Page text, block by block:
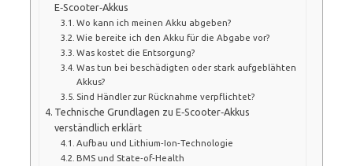
E‑Scooter‑Akkus
Wo kann ich meinen Akku abgeben?
Wie bereite ich den Akku für die Abgabe vor?
Was kostet die Entsorgung?
Was tun bei beschädigten oder stark aufgeblähten
Akkus?
Sind Händler zur Rücknahme verpflichtet?
Technische Grundlagen zu E‑Scooter‑Akkus
verständlich erklärt
Aufbau und Lithium‑Ion‑Technologie
BMS und State‑of‑Health